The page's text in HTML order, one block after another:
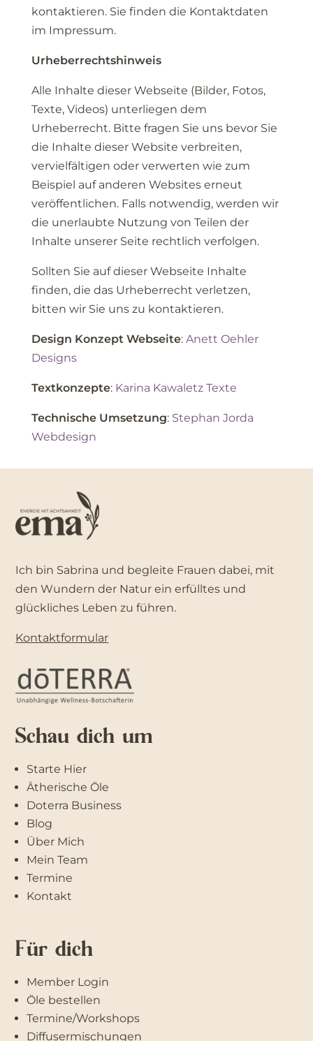
kontaktieren. Sie finden die Kontaktdaten
im Impressum.
Urheberrechtshinweis
Alle Inhalte dieser Webseite (Bilder, Fotos,
Texte, Videos) unterliegen dem
Urheberrecht. Bitte fragen Sie uns bevor Sie
die Inhalte dieser Website verbreiten,
vervielfältigen oder verwerten wie zum
Beispiel auf anderen Websites erneut
veröffentlichen. Falls notwendig, werden wir
die unerlaubte Nutzung von Teilen der
Inhalte unserer Seite rechtlich verfolgen.
Sollten Sie auf dieser Webseite Inhalte
finden, die das Urheberrecht verletzen,
bitten wir Sie uns zu kontaktieren.
Design Konzept Webseite: Anett Oehler
Designs
Textkonzepte: Karina Kawaletz Texte
Technische Umsetzung: Stephan Jorda
Webdesign
Ich bin Sabrina und begleite Frauen dabei, mit
den Wundern der Natur ein erfülltes und
glückliches Leben zu führen.
Kontaktformular
Schau dich um
Starte Hier
Ätherische Öle
Doterra Business
Blog
Über Mich
Mein Team
Termine
Kontakt
Für dich
Member Login
Öle bestellen
Termine/Workshops
Diffusermischungen